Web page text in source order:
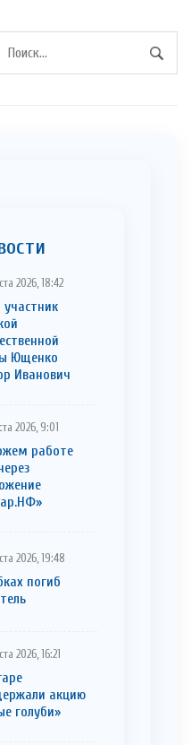
2026, 18:42
Ющенко
Иванович
2026, 9:01
работе
2026, 19:48
погиб
2026, 16:21
акцию
голуби»